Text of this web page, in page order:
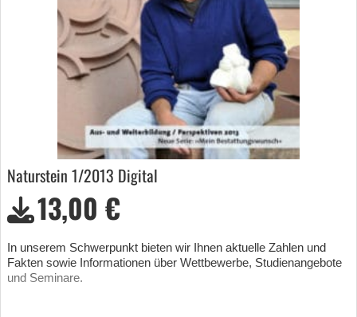
Naturstein 1/2013 Digital
13,00 €
In unserem Schwerpunkt bieten wir Ihnen aktuelle Zahlen und
Fakten sowie Informationen über Wettbewerbe, Studienangebote
und Seminare.